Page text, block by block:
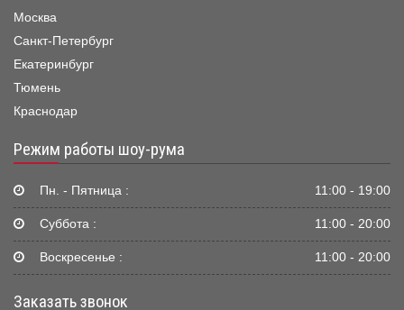
Москва
Санкт-Петербург
Екатеринбург
Тюмень
Краснодар
Режим работы шоу-рума
Пн. - Пятница : 11:00 - 19:00
Суббота : 11:00 - 20:00
Воскресенье : 11:00 - 20:00
Заказать звонок